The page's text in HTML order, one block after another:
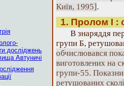
досліджень
Автуничі
Київ, 1995].
1. Пролом I :
В знаряддя
групи Б,
обчислювався
виготовлених на
групи-55.
ретушованих